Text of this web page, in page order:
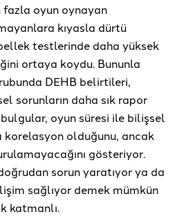
fazla oyun oynayan
kıyasla dürtü
testlerinde daha yüksek
ortaya koydu. Bununla
DEHB belirtileri,
sorunların daha sık rapor
oyun süresi ile bilişsel
korelasyon olduğunu, ancak
gösteriyor.
sorun yaratıyor ya da
sağlıyor demek mümkün
katmanlı.